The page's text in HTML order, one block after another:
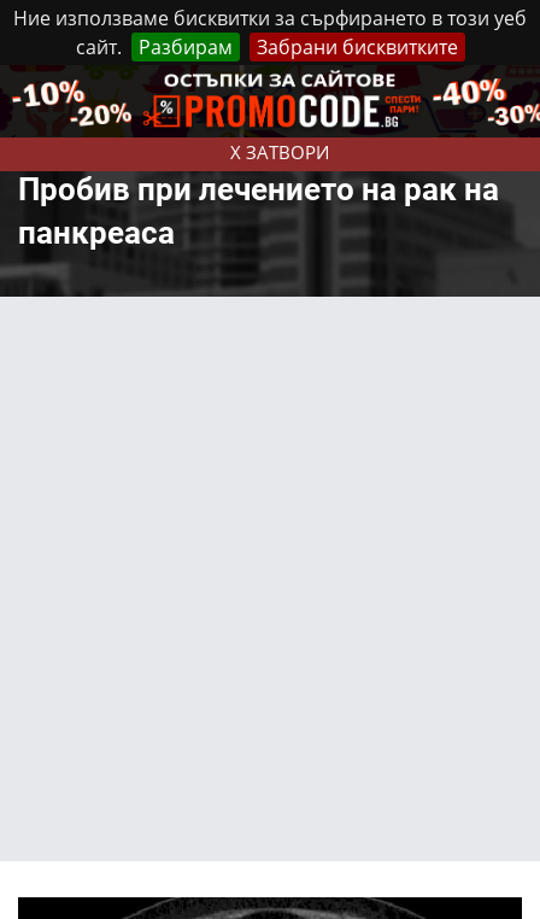
Ние използваме бисквитки за сърфирането в този уеб
сайт.
Разбирам Забрани бисквитките
X ЗАТВОРИ
Събота, 8 Август, 2026 Реклама Контакти
Пробив при лечението на рак на
панкреаса